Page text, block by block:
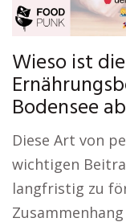
Wieso ist
Bodensee
Diese Art von
wichtigen
langfristig zu